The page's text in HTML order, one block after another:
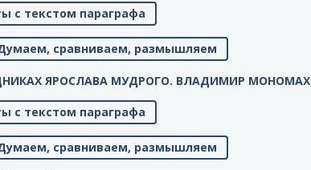
с текстом параграфа
сравниваем, размышляем
ЯРОСЛАВА МУДРОГО. ВЛАДИМИР МОНОМАХ
с текстом параграфа
сравниваем, размышляем